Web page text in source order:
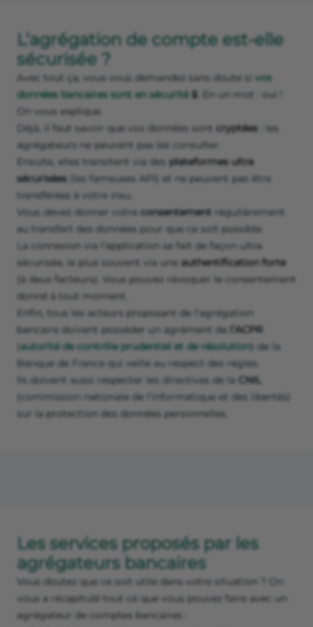
L’agrégation de compte est-elle
sécurisée ?
Avec tout ça, vous vous demandez sans doute si vos
données bancaires sont en sécurité 🔒. En un mot : oui !
On vous explique.
Déjà, il faut savoir que vos données sont cryptées : les
agrégateurs ne peuvent pas les consulter.
Ensuite, elles transitent via des plateformes ultra
sécurisées
(les fameuses API) et ne peuvent pas être
transférées à votre insu.
Vous devez donner votre consentement régulièrement
au transfert des données pour que ce soit possible.
La connexion via l’application se fait de façon ultra
sécurisée, le plus souvent via une authentification forte
(à deux facteurs). Vous pouvez révoquer le consentement
donné à tout moment.
Enfin, tous les acteurs proposant de l’agrégation
bancaire doivent posséder un agrément de l’ACPR
autorité de contrôle prudentiel et de résolution) de la
Banque de France qui veille au respect des règles.
Ils doivent aussi respecter les directives de la
CNIL
(commission nationale de l’informatique et des libertés)
sur la protection des données personnelles.
Les services proposés par les
agrégateurs bancaires
Vous doutez que ce soit utile dans votre situation ? On
vous a récapitulé tout ce que vous pouvez faire avec un
agrégateur de comptes bancaires :